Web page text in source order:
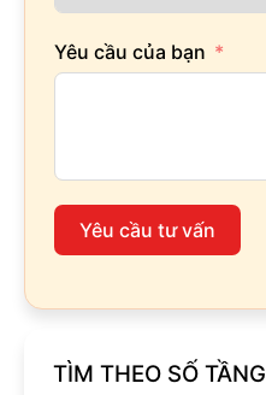
Yêu cầu của bạn
Yêu cầu tư vấn
TÌM THEO SỐ TẦNG